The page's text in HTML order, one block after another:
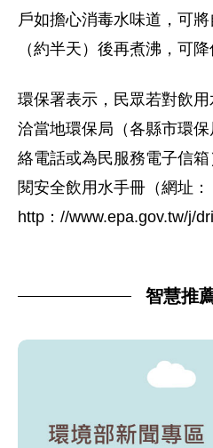
戶如擔心消毒水味道，可
（約半天）後再煮沸，可降
環保署表示，民眾若對飲
洽當地環保局（各縣市環
絡電話或為民服務電子信
閱安全飲用水手冊（網址：
http：//www.epa.gov.tw/j/
智慧推